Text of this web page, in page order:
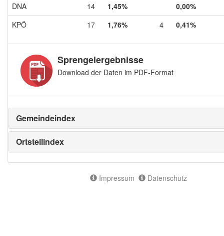
DNA
14 1,45%
0,00%
KPÖ
17 1,76% 4 0,41%
Sprengelergebnisse
Download der Daten im PDF-Format
Gemeindeindex
Ortsteilindex
Impressum Datenschutz